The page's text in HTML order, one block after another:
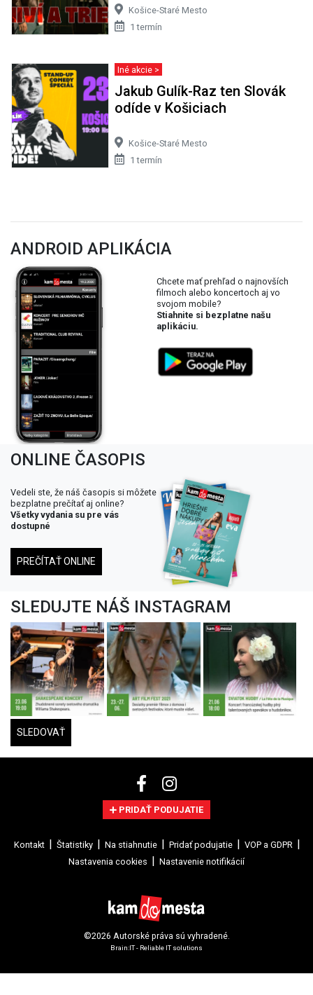
Košice-Staré Mesto
1 termín
Iné akcie >
Jakub Gulík-Raz ten Slovák
odíde v Košiciach
Košice-Staré Mesto
1 termín
ANDROID APLIKÁCIA
Chcete mať prehľad o najnovších
filmoch alebo koncertoch aj vo
svojom mobile?
Stiahnite si bezplatne našu
aplikáciu.
ONLINE ČASOPIS
Vedeli ste, že náš časopis si môžete
bezplatne prečítať aj online?
Všetky vydania su pre vás
dostupné
PREČÍTAŤ ONLINE
SLEDUJTE NÁŠ INSTAGRAM
SLEDOVAŤ
PRIDAŤ PODUJATIE
Kontakt Štatistiky Na stiahnutie Pridať podujatie
VOP a GDPR
Nastavenia cookies
Nastavenie notifikácií
©2026 Autorské práva sú vyhradené.
Brain:IT - Reliable IT solutions